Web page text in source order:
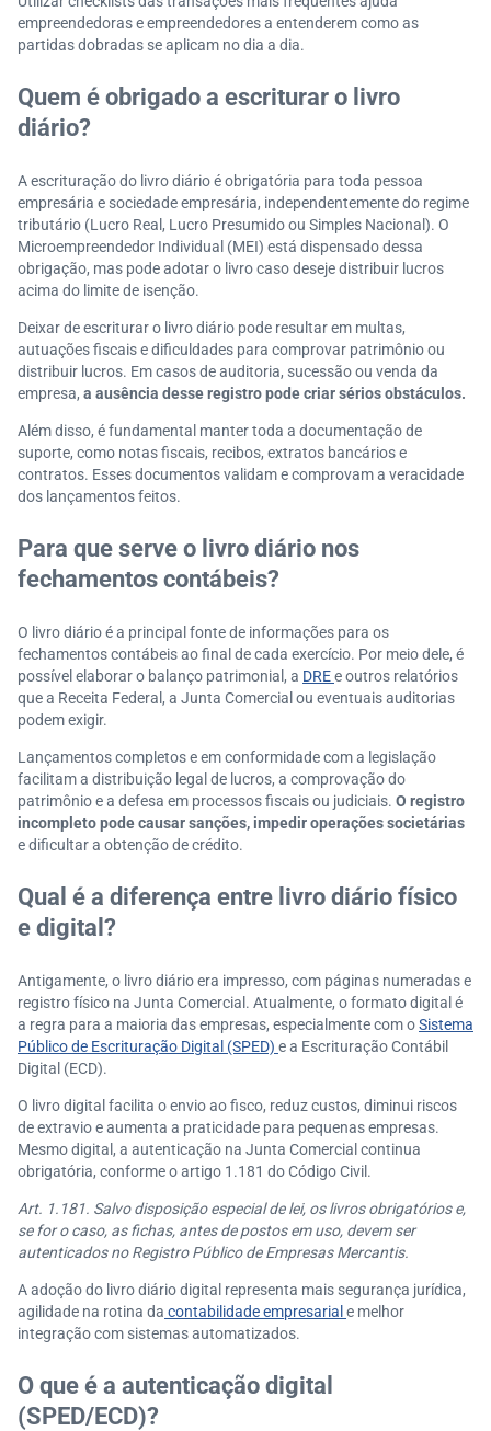
empreendedoras e empreendedores a entenderem como as
partidas dobradas se aplicam no dia a dia.
Quem é obrigado a escriturar o livro
diário?
A escrituração do livro diário é obrigatória para toda pessoa
empresária e sociedade empresária, independentemente do regime
tributário (Lucro Real, Lucro Presumido ou Simples Nacional). O
Microempreendedor Individual (MEI) está dispensado dessa
obrigação, mas pode adotar o livro caso deseje distribuir lucros
acima do limite de isenção.
Deixar de escriturar o livro diário pode resultar em multas,
autuações fiscais e dificuldades para comprovar patrimônio ou
distribuir lucros. Em casos de auditoria, sucessão ou venda da
empresa, a ausência desse registro pode criar sérios obstáculos.
Além disso, é fundamental manter toda a documentação de
suporte, como notas fiscais, recibos, extratos bancários e
contratos. Esses documentos validam e comprovam a veracidade
dos lançamentos feitos.
Para que serve o livro diário nos
fechamentos contábeis?
O livro diário é a principal fonte de informações para os
fechamentos contábeis ao final de cada exercício. Por meio dele, é
possível elaborar o balanço patrimonial, a DREe outros relatórios
que a Receita Federal, a Junta Comercial ou eventuais auditorias
podem exigir.
Lançamentos completos e em conformidade com a legislação
facilitam a distribuição legal de lucros, a comprovação do
patrimônio e a defesa em processos fiscais ou judiciais. O registro
incompleto pode causar sanções, impedir operações societárias
e dificultar a obtenção de crédito.
Qual é a diferença entre livro diário físico
e digital?
Antigamente, o livro diário era impresso, com páginas numeradas e
registro físico na Junta Comercial. Atualmente, o formato digital é
a regra para a maioria das empresas, especialmente com oSistema
Público de Escrituração Digital (SPED) e a Escrituração Contábil
Digital (ECD).
O livro digital facilita o envio ao fisco, reduz custos, diminui riscos
de extravio e aumenta a praticidade para pequenas empresas.
Mesmo digital, a autenticação na Junta Comercial continua
obrigatória, conforme o artigo 1.181 do Código Civil.
Art. 1.181. Salvo disposição especial de lei, os livros obrigatórios e,
se for o caso, as fichas, antes de postos em uso, devem ser
autenticados no Registro Público de Empresas Mercantis.
A adoção do livro diário digital representa mais segurança jurídica,
agilidade na rotina da contabilidade empresarial e melhor
integração com sistemas automatizados.
O que é a autenticação digital
(SPED/ECD)?